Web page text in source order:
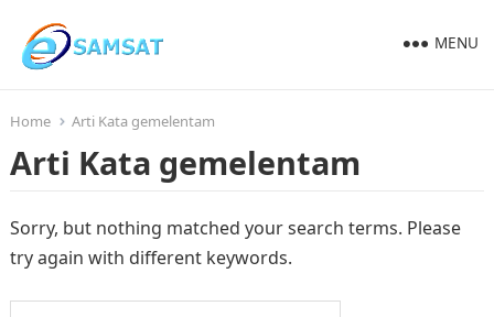
MENU
Home Arti Kata gemelentam
Arti Kata gemelentam
Sorry, but nothing matched your search terms. Please
try again with different keywords.